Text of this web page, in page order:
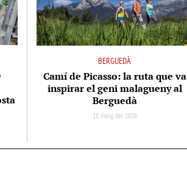
BERGUEDÀ
Camí de Picasso: la ruta que va
inspirar el geni malagueny al
Berguedà
18 maig del 2026